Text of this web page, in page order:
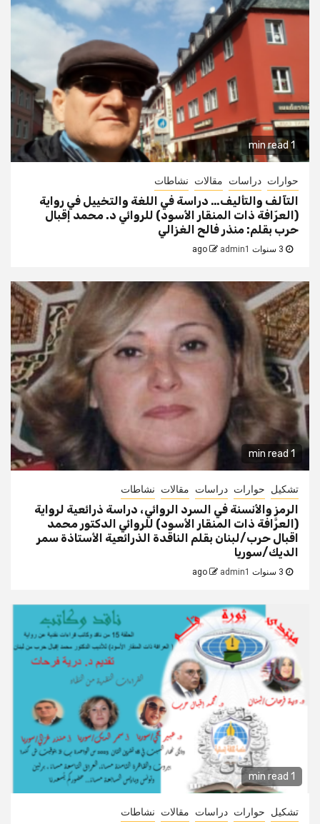
1 min read
حوارات دراسات مقالات نشاطات
التآلف والتأليف… دراسة في اللغة والتخييل في رواية
(العرّافة ذات المنقار الأسود) للروائي د. محمد إقبال
حرب بقلم: منذر فالح الغزالي
admin1
1 min read
تشكيل حوارات دراسات مقالات نشاطات
الرمز والأنسنة في السرد الروائي، دراسة ذرائعية لرواية
(العرَّافة ذات المنقار الأسود) للروائي الدكتور محمد
اقبال حرب/لبنان بقلم الناقدة الذرائعية الأستاذة سمر
الديك/سوريا
admin1
1 min read
تشكيل حوارات دراسات مقالات نشاطات